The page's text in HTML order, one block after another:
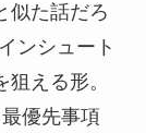
似た話だろ
ンシュート
える形。
優先事項